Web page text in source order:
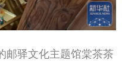
邮驿文化主题馆棠茶茶